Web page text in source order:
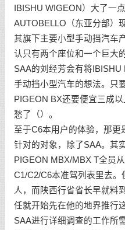
IBISHU WIGEON）大了一
AUTOBELLO（东亚分部）
其旗下主要小型手动挡汽车
认只有两个座位和一个巨大
SAA的刘经芳会有将
手动挡小型汽车的想法。只
PIGEON BX还要便宜三成
愁了（）。
至于C6本用户的体验，那
针对的对象，除了SAA。其
PIGEON MBX/MBX T全员
C1/C2/C6本准驾列表里去
人，而陕西行省省长早就料
任就开始先在他的地界推行
SAA进行详细调查的工作所